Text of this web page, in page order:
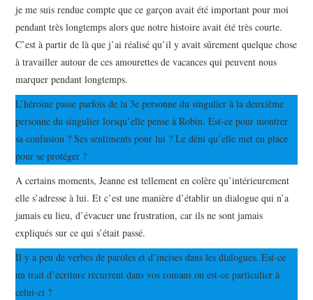
je me suis rendue compte que ce garçon avait été important pour moi
pendant très longtemps alors que notre histoire avait été très courte.
C’est à partir de là que j’ai réalisé qu’il y avait sûrement quelque chose
à travailler autour de ces amourettes de vacances qui peuvent nous
marquer pendant longtemps.
L’héroïne passe parfois de la 3e personne du singulier à la deuxième
personne du singulier lorsqu’elle pense à Robin. Est-ce pour montrer
sa confusion ? Ses sentiments pour lui ? Le déni qu’elle met en place
pour se protéger ?
A certains moments, Jeanne est tellement en colère qu’intérieurement
elle s’adresse à lui. Et c’est une manière d’établir un dialogue qui n’a
jamais eu lieu, d’évacuer une frustration, car ils ne sont jamais
expliqués sur ce qui s’était passé.
Il y a peu de verbes de paroles et d’incises dans les dialogues. Est-ce
un trait d’écriture récurrent dans vos romans ou est-ce particulier à
celui-ci ?